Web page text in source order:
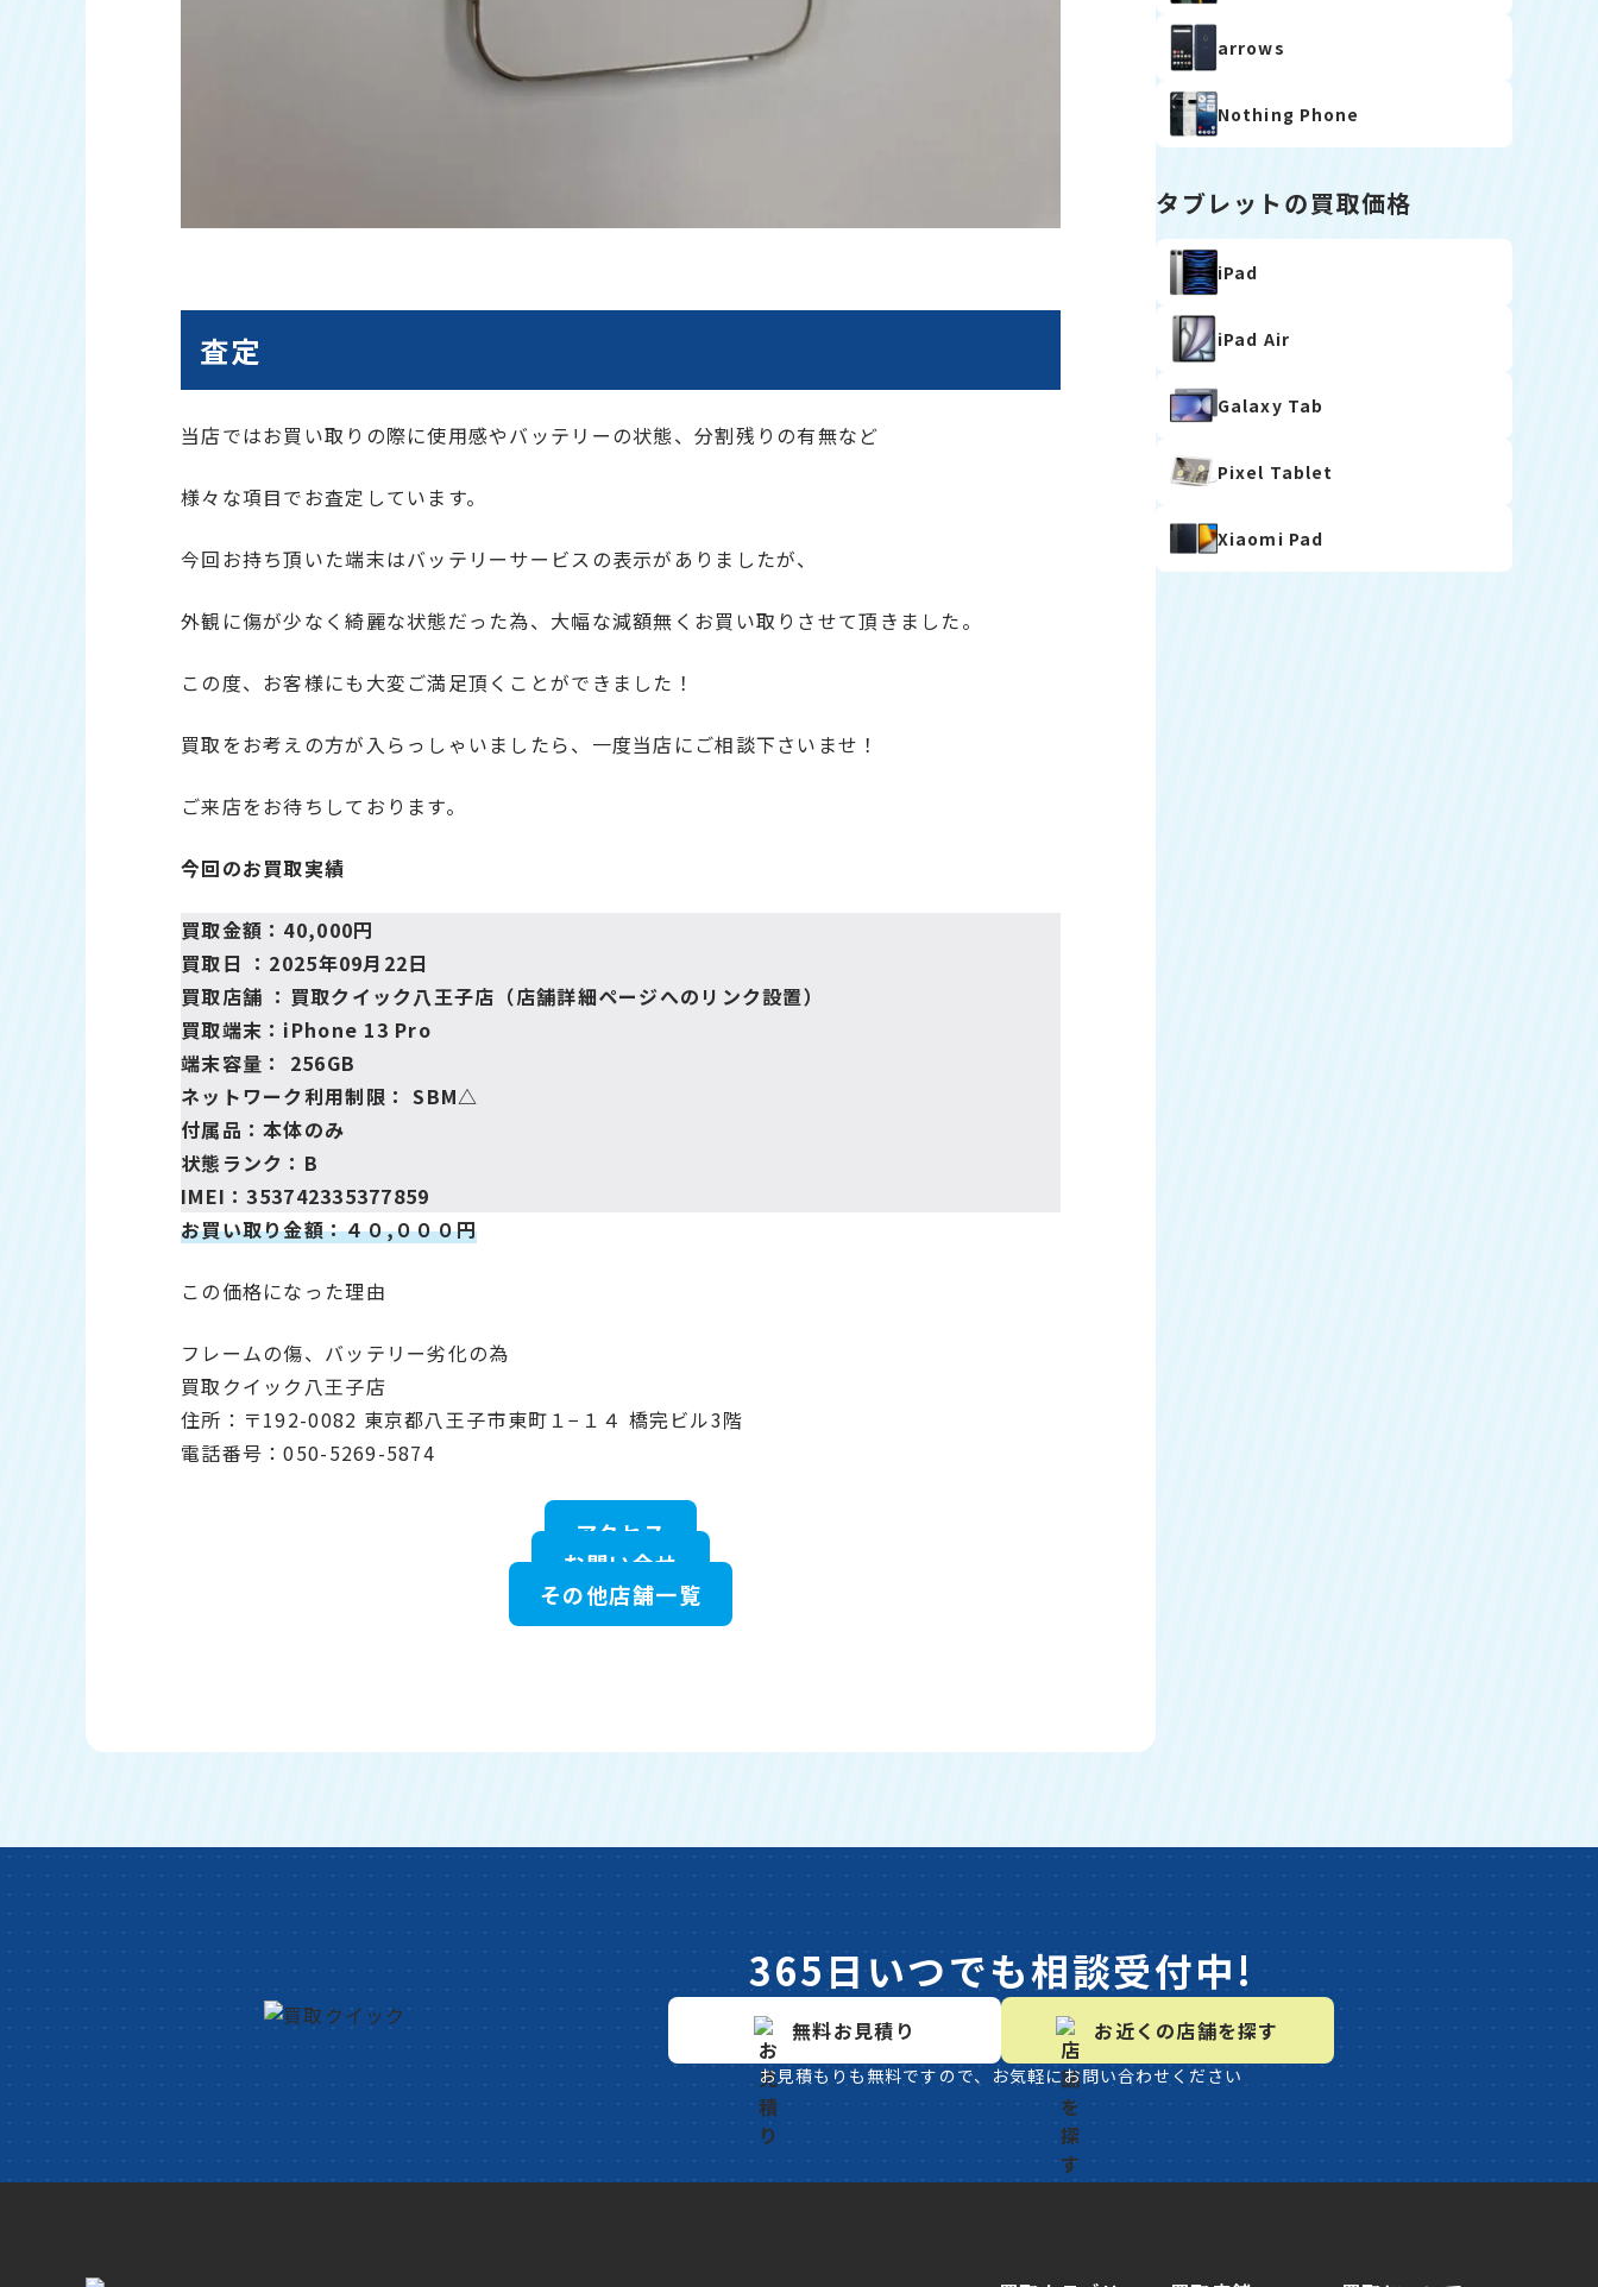
査定
当店ではお買い取りの際に使用感やバッテリーの状態、分割残りの有無など
様々な項目でお査定しています。
今回お持ち頂いた端末はバッテリーサービスの表示がありましたが、
外観に傷が少なく綺麗な状態だった為、大幅な減額無くお買い取りさせて頂きました。
この度、お客様にも大変ご満足頂くことができました！
買取をお考えの方が入らっしゃいましたら、一度当店にご相談下さいませ！
ご来店をお待ちしております。
今回のお買取実績
買取金額：40,000円
買取日 ：2025年09月22日
買取店舗 ：買取クイック八王子店（店舗詳細ページへのリンク設置）
買取端末：iPhone 13 Pro
端末容量： 256GB
ネットワーク利用制限： SBM△
付属品：本体のみ
状態ランク：B
IMEI：353742335377859
お買い取り金額：４０,０００円
この価格になった理由
フレームの傷、バッテリー劣化の為
買取クイック八王子店
住所：〒192-0082 東京都八王子市東町１−１４ 橋完ビル3階
電話番号：050-5269-5874
アクセス
お問い合せ
その他店舗一覧
arrows
Nothing Phone
タブレットの買取価格
iPad
iPad Air
Galaxy Tab
Pixel Tablet
Xiaomi Pad
365日いつでも相談受付中!
無料お見積り お近くの店舗を探す
お見積もりも無料ですので、お気軽にお問い合わせください